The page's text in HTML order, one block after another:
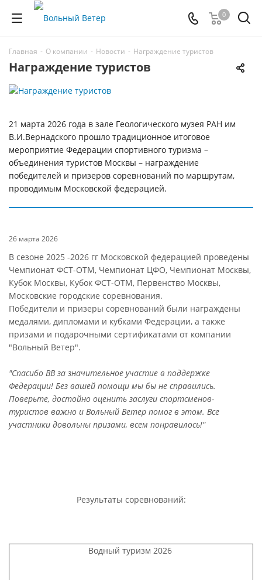
0
Главная - О компании - Новости - Награждение туристов
Награждение туристов
21 марта 2026 года в зале Геологического музея РАН им
В.И.Вернадского прошло традиционное итоговое
мероприятие Федерации спортивного туризма –
объединения туристов Москвы – награждение
победителей и призеров соревнований по маршрутам,
проводимым Московской федерацией.
26 марта 2026
В сезоне 2025 -2026 гг Московской федерацией проведены
Чемпионат ФСТ-ОТМ, Чемпионат ЦФО, Чемпионат Москвы,
Кубок Москвы, Кубок ФСТ-ОТМ, Первенство Москвы,
Московские городские соревнования.
Победители и призеры соревнований были награждены
медалями, дипломами и кубками Федерации, а также
призами и подарочными сертификатами от компании
"Вольный Ветер".
"Спасибо ВВ за значительное участие в поддержке
Федерации! Без вашей помощи мы бы не справились.
Поверьте, достойно оценить заслуги спортсменов-
туристов важно и Вольный Ветер помог в этом. Все
участники довольны призами, всем понравилось!"
Результаты соревнований:
Водный туризм 2026